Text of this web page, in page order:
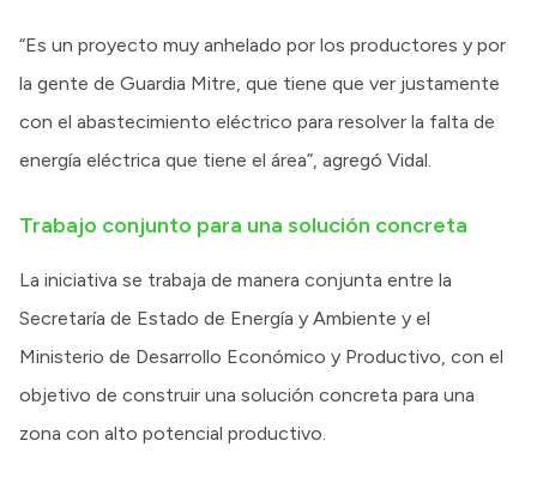
“Es un proyecto muy anhelado por los productores y por
la gente de Guardia Mitre, que tiene que ver justamente
con el abastecimiento eléctrico para resolver la falta de
energía eléctrica que tiene el área”, agregó Vidal.
Trabajo conjunto para una solución concreta
La iniciativa se trabaja de manera conjunta entre la
Secretaría de Estado de Energía y Ambiente y el
Ministerio de Desarrollo Económico y Productivo, con el
objetivo de construir una solución concreta para una
zona con alto potencial productivo.